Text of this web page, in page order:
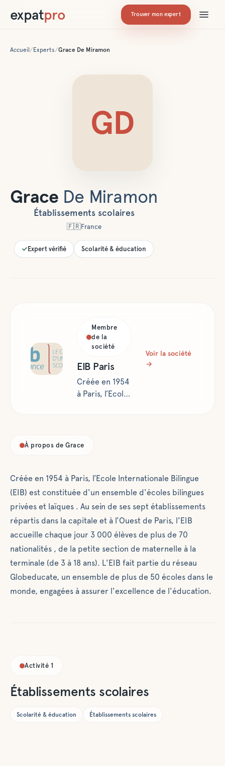
expatpro Trouver mon expert
Accueil / Experts/Grace De Miramon
GD
Grace De Miramon
Établissements scolaires
🇫🇷France
Expert vérifié Scolarité & éducation
Membre
de la
société
EIB Paris
Créée en 1954
à Paris, l’Ecole
d'un ensemble
privées et
laïques . Au
sein de ses
établissements
répartis dans
la capitale et à
l’Ouest de
Paris, l'EIB
accueille
3 à 18 ans).
partie du
Voir la société
→
À propos deGrace
Créée en 1954 à Paris, l’Ecole Internationale Bilingue
(EIB) est constituée d'un ensemble d'écoles bilingues
privées et laïques . Au sein de ses sept établissements
répartis dans la capitale et à l’Ouest de Paris, l'EIB
accueille chaque jour 3 000 élèves de plus de 70
nationalités , de la petite section de maternelle à la
terminale (de 3 à 18 ans). L'EIB fait partie du réseau
Globeducate, un ensemble de plus de 50 écoles dans le
monde, engagées à assurer l'excellence de l'éducation.
Activité 1
Établissements scolaires
Scolarité & éducation Établissements scolaires